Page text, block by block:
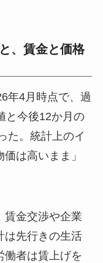
、賃金と価格
年4月時点で、過
と今後12か月の
た。統計上のイ
は高いまま」
賃金交渉や企業
は先行きの生活
働者は賃上げを